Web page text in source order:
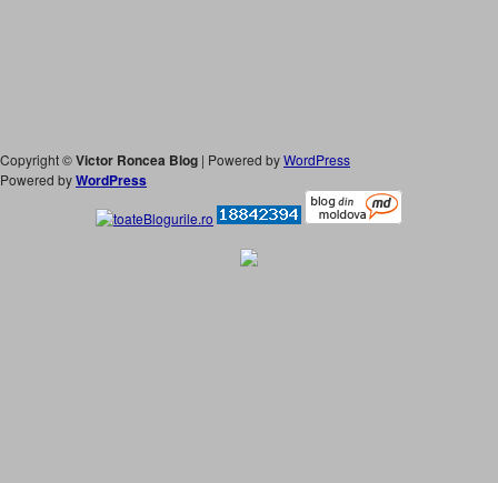
Copyright ©Victor Roncea Blog | Powered byWordPress
Powered byWordPress